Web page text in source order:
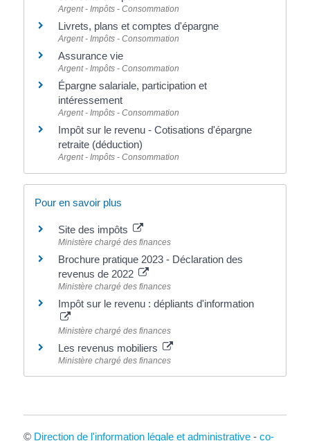
Argent - Impôts - Consommation
Livrets, plans et comptes d'épargne
Argent - Impôts - Consommation
Assurance vie
Argent - Impôts - Consommation
Épargne salariale, participation et
intéressement
Argent - Impôts - Consommation
Impôt sur le revenu - Cotisations d'épargne
retraite (déduction)
Argent - Impôts - Consommation
Pour en savoir plus
Site des impôts
Ministère chargé des finances
Brochure pratique 2023 - Déclaration des
revenus de 2022
Ministère chargé des finances
Impôt sur le revenu : dépliants d'information
Ministère chargé des finances
Les revenus mobiliers
Ministère chargé des finances
© Direction de l'information légale et administrative- co-